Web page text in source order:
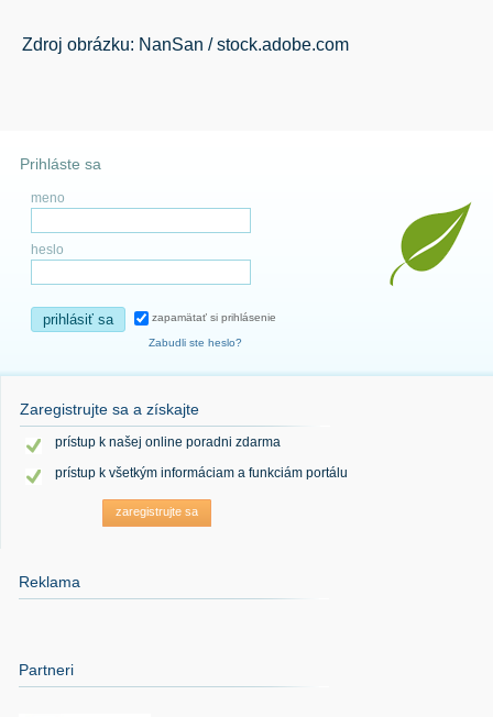
Zdroj obrázku: NanSan / stock.adobe.com
Prihláste sa
meno
heslo
prihlásiť sa zapamätať si prihlásenie
Zabudli ste heslo?
Zaregistrujte sa a získajte
prístup k našej online poradni zdarma
prístup k všetkým informáciam a funkciám portálu
zaregistrujte sa
Reklama
Partneri